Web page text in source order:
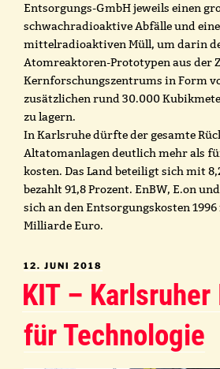
Entsorgungs-GmbH jeweils einen
schwachradioaktive Abfälle und
mittelradioaktiven Müll, um darin
Atomreaktoren-Prototypen aus der
Kernforschungszentrums in Form
zusätzlichen rund 30.000
zu lagern.
In Karlsruhe dürfte der gesamte
Altatomanlagen deutlich mehr als
kosten. Das Land beteiligt sich mit
bezahlt 91,8 Prozent. EnBW, E.on
sich an den Entsorgungskosten
Milliarde Euro.
VERÖFFENTLICHT
12. JUNI 2018
KIT –
für Technologie